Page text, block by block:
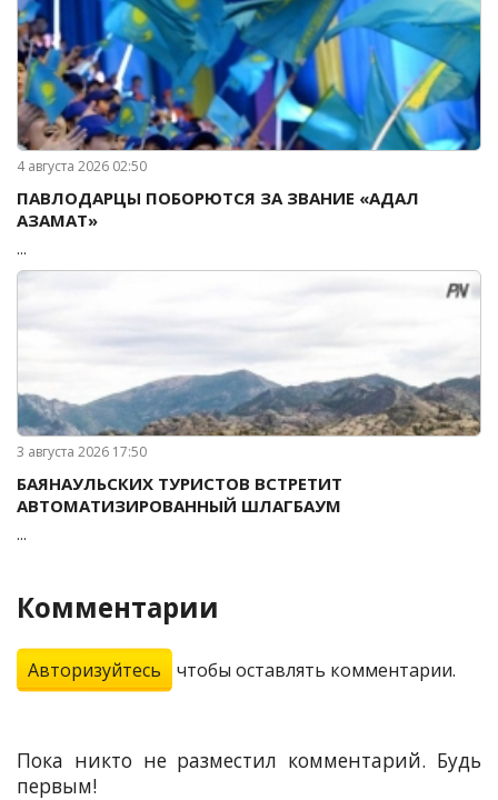
4 августа 2026 02:50
ПАВЛОДАРЦЫ ПОБОРЮТСЯ ЗА ЗВАНИЕ «АДАЛ
АЗАМАТ»
...
3 августа 2026 17:50
БАЯНАУЛЬСКИХ ТУРИСТОВ ВСТРЕТИТ
АВТОМАТИЗИРОВАННЫЙ ШЛАГБАУМ
...
Комментарии
Авторизуйтесь чтобы оставлять комментарии.
Пока никто не разместил комментарий. Будь
первым!